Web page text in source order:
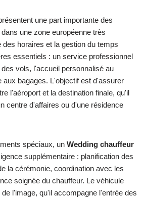
une part importante des
une zone européenne très
horaires et la gestion du temps
essentiels : un service professionnel
vols, l'accueil personnalisé au
aux bagages. L'objectif est d'assurer
l'aéroport et la destination finale, qu'il
centre d'affaires ou d'une résidence
spéciaux, un Wedding chauffeur
supplémentaire : planification des
la cérémonie, coordination avec les
soignée du chauffeur. Le véhicule
l'image, qu'il accompagne l'entrée des